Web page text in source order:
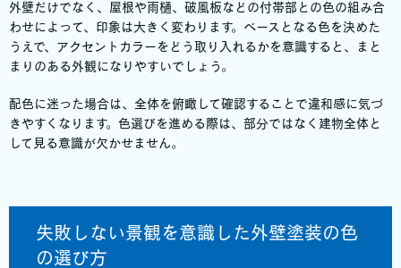
外壁だけでなく、屋根や雨樋、破風板などの付帯部との色の組み合
わせによって、印象は大きく変わります。ベースとなる色を決めた
うえで、アクセントカラーをどう取り入れるかを意識すると、まと
まりのある外観になりやすいでしょう。
配色に迷った場合は、全体を俯瞰して確認することで違和感に気づ
きやすくなります。色選びを進める際は、部分ではなく建物全体と
して見る意識が欠かせません。
失敗しない景観を意識した外壁塗装の色
の選び方